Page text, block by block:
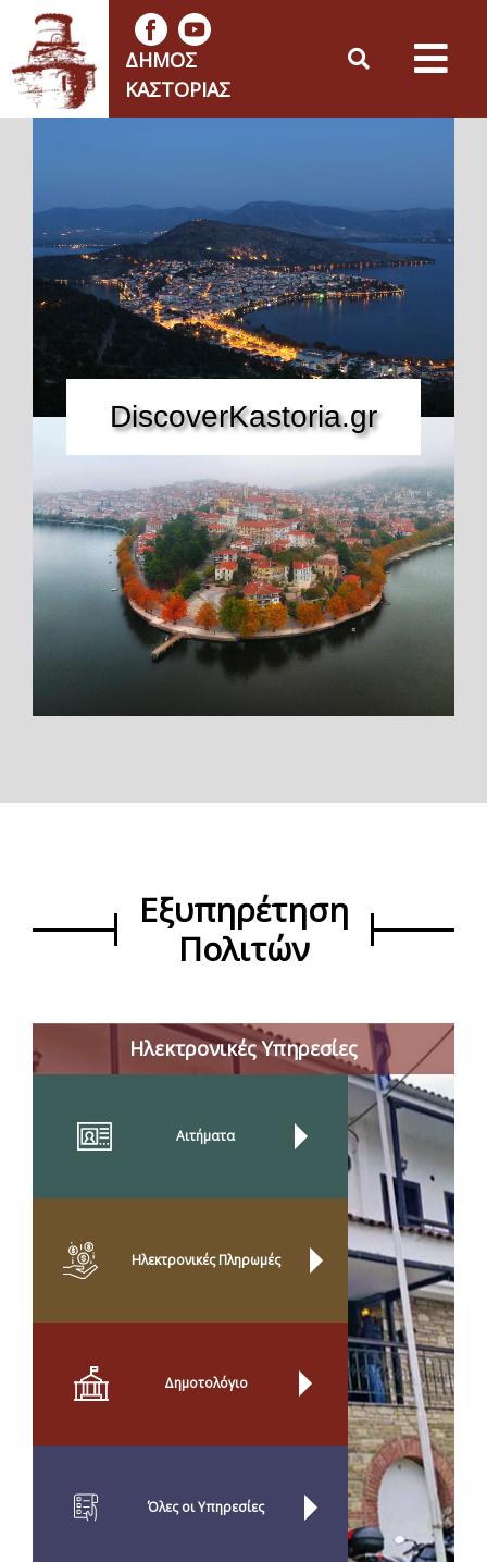
ΔΉΜΟΣ
ΚΑΣΤΟΡΙΆΣ
DiscoverKastoria.gr
Εξυπηρέτηση
Πολιτών
Ηλεκτρονικές Υπηρεσίες
Αιτήματα
Ηλεκτρονικές Πληρωμές
Δημοτολόγιο
Όλες οι Yπηρεσίες